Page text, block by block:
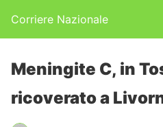
Corriere Nazionale
Meningite C, in
ricoverato a